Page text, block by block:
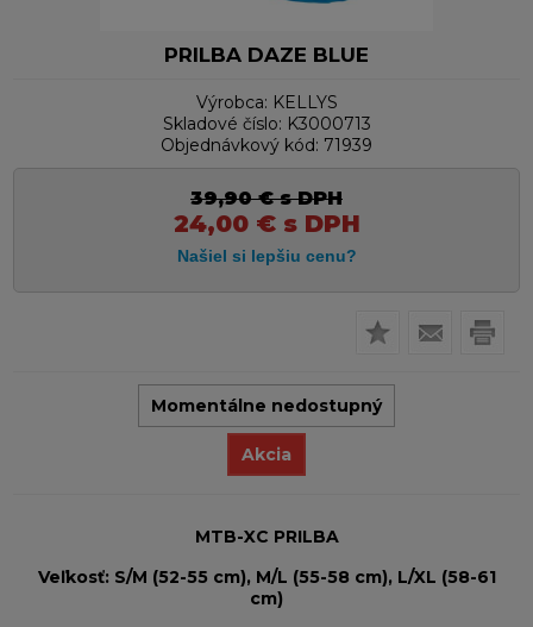
PRILBA DAZE BLUE
Výrobca: KELLYS
Skladové číslo: K3000713
Objednávkový kód: 71939
39,90 €s DPH
24,00 €s DPH
Momentálne nedostupný
Akcia
MTB-XC PRILBA
Veľkosť: S/M (52-55 cm), M/L (55-58 cm), L/XL (58-61
cm)